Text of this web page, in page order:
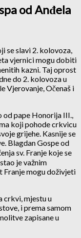
od Anđela
se slavi 2. kolovoza,
vjernici mogu dobiti
kazni. Taj oprost
do 2. kolovoza u
Vjerovanje, Očenaš i
od pape Honorija III.,
koji pohode crkvicu
grijehe. Kasnije se
Blagdan Gospe od
sv. Franje koje se
je važnim
Franje mogu doživjeti
crkvi, mjestu u
i prema samom
zapisane u